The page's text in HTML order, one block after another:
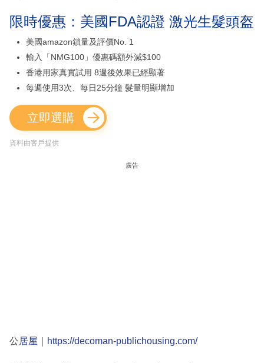
限時優惠：美國FDA認證 激光生髮頭盔
美國amazon鎖量及評價No. 1
輸入「NMG100」優惠碼額外減$100
香港用家真實試用 8週後效果已經顯著
每週使用3次、每日25分鐘 髮量明顯增加
立即選購
資料由客戶提供
廣告
公居屋 https://decoman-publichousing.com/